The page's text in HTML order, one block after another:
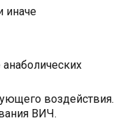
иначе
воздействия.
ВИЧ.